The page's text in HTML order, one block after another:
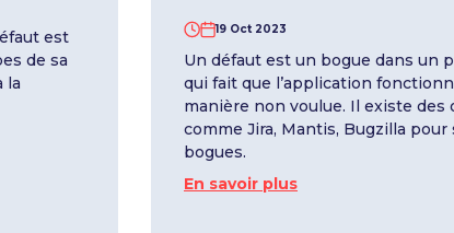
est
de sa
la
19 Oct 2023
Un défaut est un bogue dans un
qui fait que l’application
manière non voulue. Il existe des
comme Jira, Mantis, Bugzilla pour
bogues.
En savoir plus